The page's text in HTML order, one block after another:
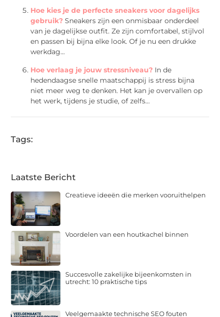
Hoe kies je de perfecte sneakers voor dagelijks
gebruik? Sneakers zijn een onmisbaar onderdeel
van je dagelijkse outfit. Ze zijn comfortabel, stijlvol
en passen bij bijna elke look. Of je nu een drukke
werkdag...
Hoe verlaag je jouw stressniveau? In de
hedendaagse snelle maatschappij is stress bijna
niet meer weg te denken. Het kan je overvallen op
het werk, tijdens je studie, of zelfs...
Tags:
Laatste Bericht
Creatieve ideeën die merken vooruithelpen
Voordelen van een houtkachel binnen
Succesvolle zakelijke bijeenkomsten in
utrecht: 10 praktische tips
Veelgemaakte technische SEO fouten